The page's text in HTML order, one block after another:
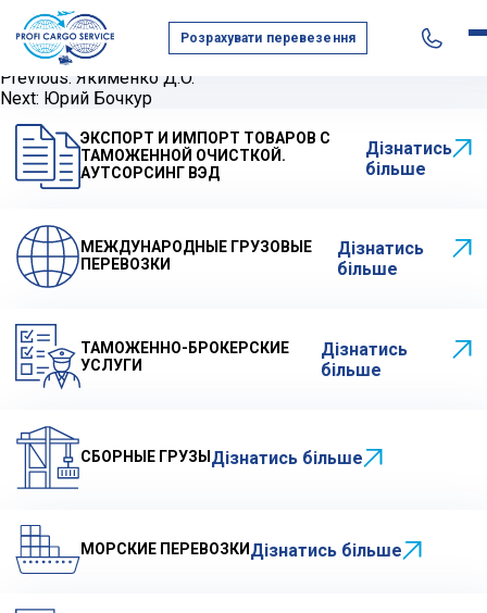
Розрахувати перевезення
Бурик К.О.
Навигация
по
Previous: Якименко Д.O.
Next: Юрий Бочкур
ЭКСПОРТ И ИМПОРТ ТОВАРОВ С
ТАМОЖЕННОЙ ОЧИСТКОЙ.
АУТСОРСИНГ ВЭД
Дізнатись
більше
МЕЖДУНАРОДНЫЕ ГРУЗОВЫЕ
ПЕРЕВОЗКИ
Дізнатись
більше
ТАМОЖЕННО-БРОКЕРСКИЕ
УСЛУГИ
Дізнатись
більше
СБОРНЫЕ ГРУЗЫ Дізнатись більше
МОРСКИЕ ПЕРЕВОЗКИ Дізнатись більше